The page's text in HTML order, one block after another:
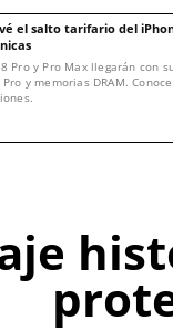
el salto tarifario del
Pro y Pro Max llegarán con
y memorias DRAM.